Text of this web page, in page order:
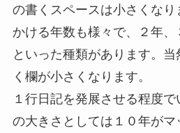
の書くスペースは小さくなり
かける年数も様々で、２年
といった種類があります。
く欄が小さくなります。
１行日記を発展させる程度
の大きさとしては１０年が